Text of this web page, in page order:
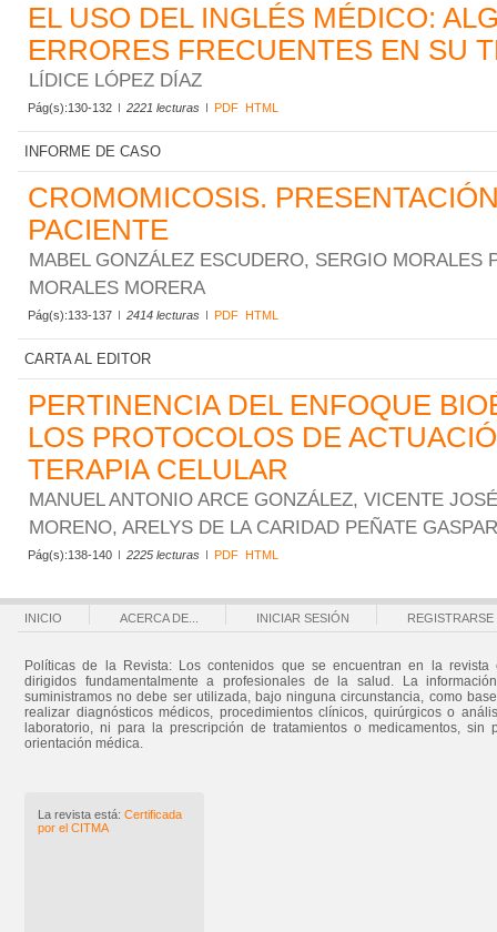
EL USO DEL INGLÉS MÉDICO:
ERRORES FRECUENTES EN SU
LÍDICE LÓPEZ DÍAZ
Pág(s):130-132 2221 lecturas PDF HTML
INFORME DE CASO
CROMOMICOSIS.
PACIENTE
MABEL GONZÁLEZ ESCUDERO, SERGIO MORALES
MORALES MORERA
Pág(s):133-137 2414 lecturas PDF HTML
CARTA AL EDITOR
PERTINENCIA DEL ENFOQUE
LOS PROTOCOLOS DE
TERAPIA CELULAR
MANUEL ANTONIO ARCE GONZÁLEZ, VICENTE
MORENO, ARELYS DE LA CARIDAD PEÑATE GASPAR
Pág(s):138-140 2225 lecturas PDF HTML
INICIO ACERCA DE... INICIAR SESIÓN REGISTRARSE
Políticas de la Revista: Los contenidos que se encuentran en la revista
dirigidos fundamentalmente a profesionales de la salud. La
suministramos no debe ser utilizada, bajo ninguna circunstancia, como
realizar diagnósticos médicos, procedimientos clínicos, quirúrgicos o
laboratorio, ni para la prescripción de tratamientos o medicamentos, sin
orientación médica.
La revista está: Certificada
por el CITMA